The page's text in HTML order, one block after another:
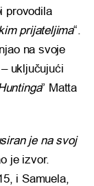
provodila
prijateljima“.
na svoje
uključujući
” Matta
je na svoj
je izvor.
i Samuela,